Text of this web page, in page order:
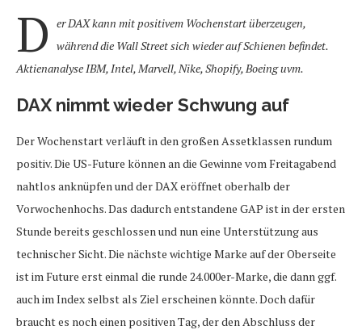
D er DAX kann mit positivem Wochenstart überzeugen,
während die Wall Street sich wieder auf Schienen befindet.
Aktienanalyse IBM, Intel, Marvell, Nike, Shopify, Boeing uvm.
DAX nimmt wieder Schwung auf
Der Wochenstart verläuft in den großen Assetklassen rundum
positiv. Die US-Future können an die Gewinne vom Freitagabend
nahtlos anknüpfen und der DAX eröffnet oberhalb der
Vorwochenhochs. Das dadurch entstandene GAP ist in der ersten
Stunde bereits geschlossen und nun eine Unterstützung aus
technischer Sicht. Die nächste wichtige Marke auf der Oberseite
ist im Future erst einmal die runde 24.000er-Marke, die dann ggf.
auch im Index selbst als Ziel erscheinen könnte. Doch dafür
braucht es noch einen positiven Tag, der den Abschluss der